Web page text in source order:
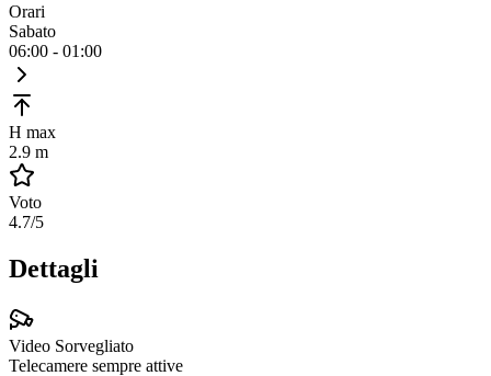
Orari
Sabato
06:00 - 01:00
H max
2.9 m
Voto
4.7/5
Dettagli
Video Sorvegliato
Telecamere sempre attive